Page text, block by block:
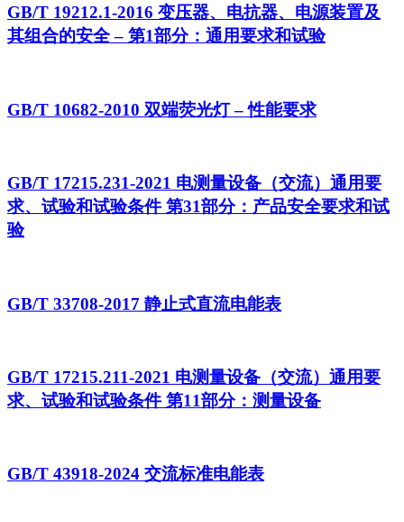
GB/T 19212.1-2016 变压器、电抗器、电源装置及
其组合的安全 – 第1部分：通用要求和试验
GB/T 10682-2010 双端荧光灯 – 性能要求
GB/T 17215.231-2021 电测量设备（交流）通用要
求、试验和试验条件 第31部分：产品安全要求和试
验
GB/T 33708-2017 静止式直流电能表
GB/T 17215.211-2021 电测量设备（交流）通用要
求、试验和试验条件 第11部分：测量设备
GB/T 43918-2024 交流标准电能表